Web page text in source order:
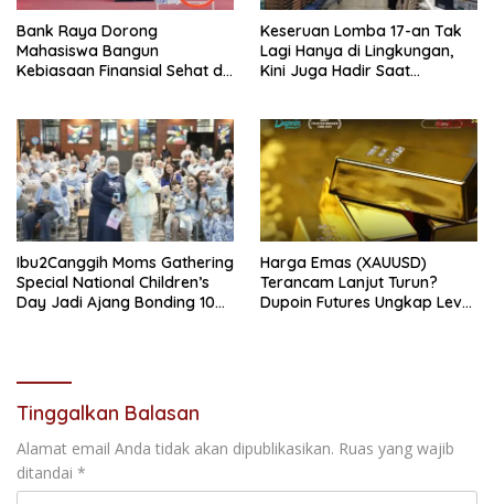
Bank Raya Dorong
Mahasiswa Bangun
Kebiasaan Finansial Sehat di
Keseruan Lomba 17-an Tak
Lagi Hanya di Lingkungan,
Kini Juga Hadir Saat
Ibu2Canggih Moms Gathering
Special National Children’s
Day Jadi Ajang Bonding 100
Harga Emas (XAUUSD)
Terancam Lanjut Turun?
Dupoin Futures Ungkap Level
Tinggalkan Balasan
Alamat email Anda tidak akan dipublikasikan. Ruas yang wajib
ditandai *